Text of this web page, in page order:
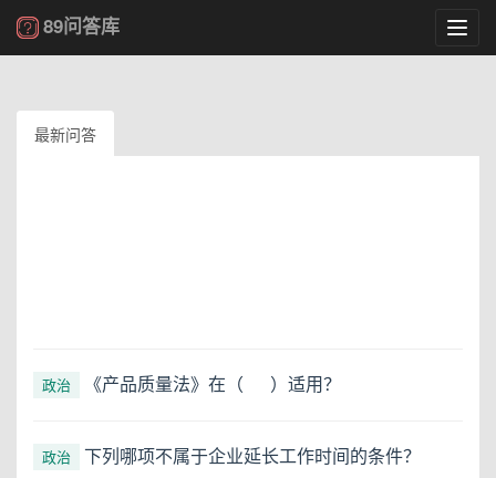
89问答库
最新问答
政治 《产品质量法》在（ ）适用？
政治 下列哪项不属于企业延长工作时间的条件？